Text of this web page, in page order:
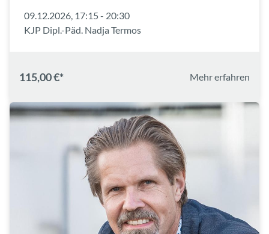
09.12.2026, 17:15 - 20:30
KJP Dipl.-Päd. Nadja Termos
115,00 €* Mehr erfahren